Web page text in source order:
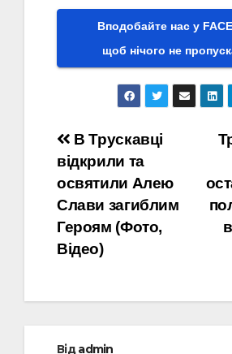
Вподобайте нас у
щоб нічого не
Навігація
записів
В Трускавці
відкрили та
освятили Алею
Слави загиблим
Героям (Фото,
Відео)
Відadmin